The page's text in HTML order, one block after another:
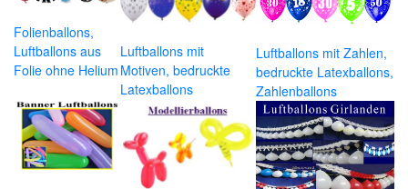
Folienballons,
Luftballons aus
Folie ohne Helium
Luftballons mit
Motiven, bedruckte
Latexballons
Luftballons mit Zahlen,
bedruckte Latexballons,
Zahlenballons